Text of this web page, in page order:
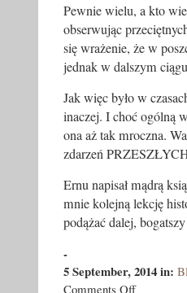
Pewnie wielu, a kto
obserwując
się wrażenie, że w
jednak w dalszym
Jak więc było w
inaczej. I choć ogólną
ona aż tak mroczna.
zdarzeń
Ernu napisał mądrą
mnie kolejną lekcję
podążać dalej,
-
5 September, 2014in:
Comments Offon